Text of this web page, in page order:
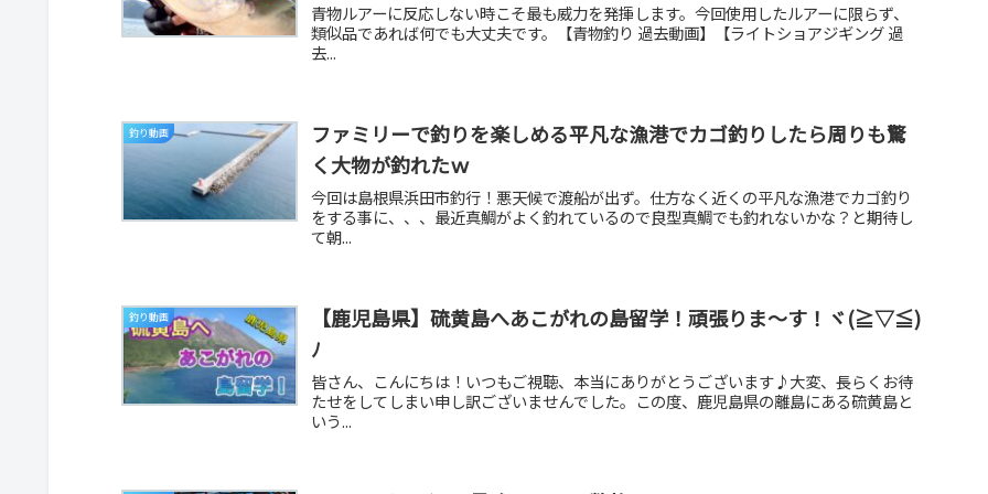
青物ルアーに反応しない時こそ最も威力を発揮します。今回使用したルアーに限らず、
類似品であれば何でも大丈夫です。【青物釣り 過去動画】【ライトショアジギング 過
去...
釣り動画
ファミリーで釣りを楽しめる平凡な漁港でカゴ釣りしたら周りも驚
く大物が釣れたｗ
今回は島根県浜田市釣行！悪天候で渡船が出ず。仕方なく近くの平凡な漁港でカゴ釣り
をする事に、、、最近真鯛がよく釣れているので良型真鯛でも釣れないかな？と期待し
て朝...
釣り動画
【鹿児島県】硫黄島へあこがれの島留学！頑張りま～す！ヾ(≧▽≦)
ﾉ
皆さん、こんにちは！いつもご視聴、本当にありがとうございます♪大変、長らくお待
たせをしてしまい申し訳ございませんでした。この度、鹿児島県の離島にある硫黄島と
いう...